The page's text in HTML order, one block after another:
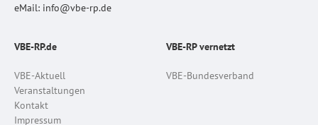
eMail: info@vbe-rp.de
VBE-RP.de
VBE-Aktuell
Veranstaltungen
Kontakt
Impressum
VBE-RP vernetzt
VBE-Bundesverband